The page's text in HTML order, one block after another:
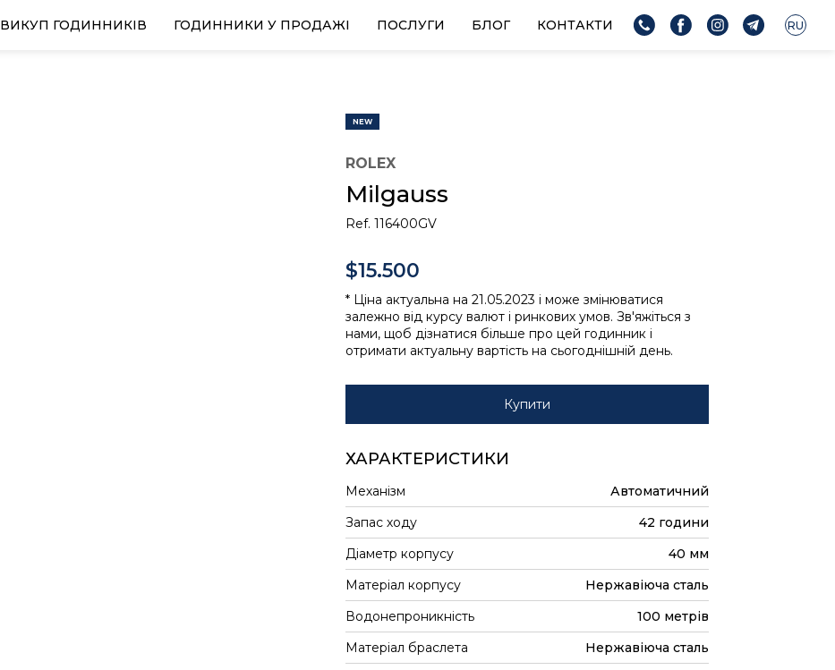
ВИКУП ГОДИННИКІВ ГОДИННИКИ У ПРОДАЖІ ПОСЛУГИ БЛОГ КОНТАКТИ RU
NEW
ROLEX
Milgauss
Ref. 116400GV
$15.500
* Ціна актуальна на 21.05.2023 і може змінюватися
залежно від курсу валют і ринкових умов. Зв'яжіться з
нами, щоб дізнатися більше про цей годинник і
отримати актуальну вартість на сьогоднішній день.
Купити
ХАРАКТЕРИСТИКИ
Механізм
Автоматичний
Запас ходу
42 години
Діаметр корпусу
40 мм
Матеріал корпусу
Нержавіюча сталь
Водонепроникність
100 метрів
Матеріал браслета
Нержавіюча сталь